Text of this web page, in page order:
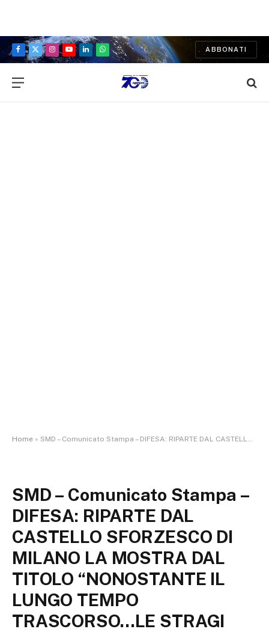
Facebook
X
Instagram
YouTubeLinkedInWhatsApp
ABBONATI
Home » SMD – Comunicato Stampa – DIFESA: RIPARTE DAL CASTELLO SFORZESCO DI MILANO LA MOSTRA DAL TITOLO “NONOSTANTE IL LUNGO TEMPO TRASCORSO…LE STRAGI NAZIFASCISTE NELLA GUERRA DI LIBERAZIONE 1943 – 1945”.
SMD – Comunicato Stampa –
DIFESA: RIPARTE DAL
CASTELLO SFORZESCO DI
MILANO LA MOSTRA DAL
TITOLO “NONOSTANTE IL
LUNGO TEMPO
TRASCORSO…LE STRAGI